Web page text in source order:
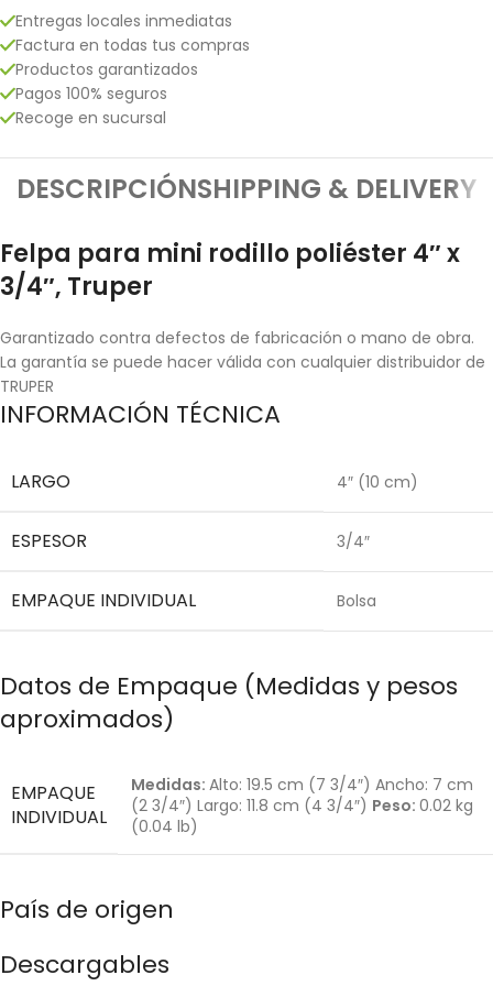
Entregas locales inmediatas
Factura en todas tus compras
Productos garantizados
Pagos 100% seguros
Recoge en sucursal
DESCRIPCIÓNSHIPPING & DELIVERY
Felpa para mini rodillo poliéster 4″ x
3/4″, Truper
Garantizado contra defectos de fabricación o mano de obra.
La garantía se puede hacer válida con cualquier distribuidor de
TRUPER
INFORMACIÓN TÉCNICA
LARGO 4″ (10 cm)
ESPESOR 3/4″
EMPAQUE INDIVIDUAL Bolsa
Datos de Empaque (Medidas y pesos
aproximados)
EMPAQUE
INDIVIDUAL
Medidas: Alto: 19.5 cm (7 3/4″) Ancho: 7 cm
(2 3/4″) Largo: 11.8 cm (4 3/4″) Peso: 0.02 kg
(0.04 lb)
País de origen
Descargables